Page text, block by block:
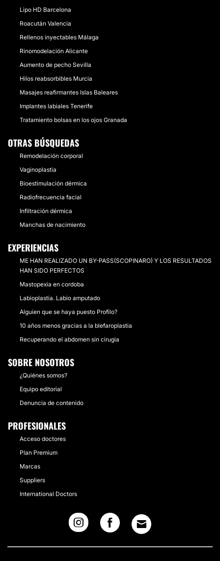
Lipo HD Barcelona
Roacután Valencia
Rellenos inyectables Málaga
Rinomodelación Alicante
Aumento de pecho Sevilla
Hilos reabsorbibles Murcia
Masajes reafirmantes Islas Baleares
Implantes labiales Tenerife
Tratamiento bolsas en los ojos Granada
OTRAS BÚSQUEDAS
Remodelación corporal
Vaginoplastia
Bioestimulación dérmica
Radiofrecuencia facial
Infiltración dérmica
Manchas de nacimiento
EXPERIENCIAS
ME HAN REALIZADO UN BY-PASS(SCOPINARO) Y LOS RESULTADOS
HAN SIDO PERFECTOS
Mastopexia en cordoba
Labioplastia. Labio amputado
Alguien que se haya puesto Profilo?
10 años menos gracias a la blefaroplastia
Recuperando el abdomen sin cirugia
SOBRE NOSOTROS
¿Quiénes somos?
Equipo editorial
Denuncia de contenido
PROFESIONALES
Acceso doctores
Plan Premium
Marcas
Suppliers
International Doctors